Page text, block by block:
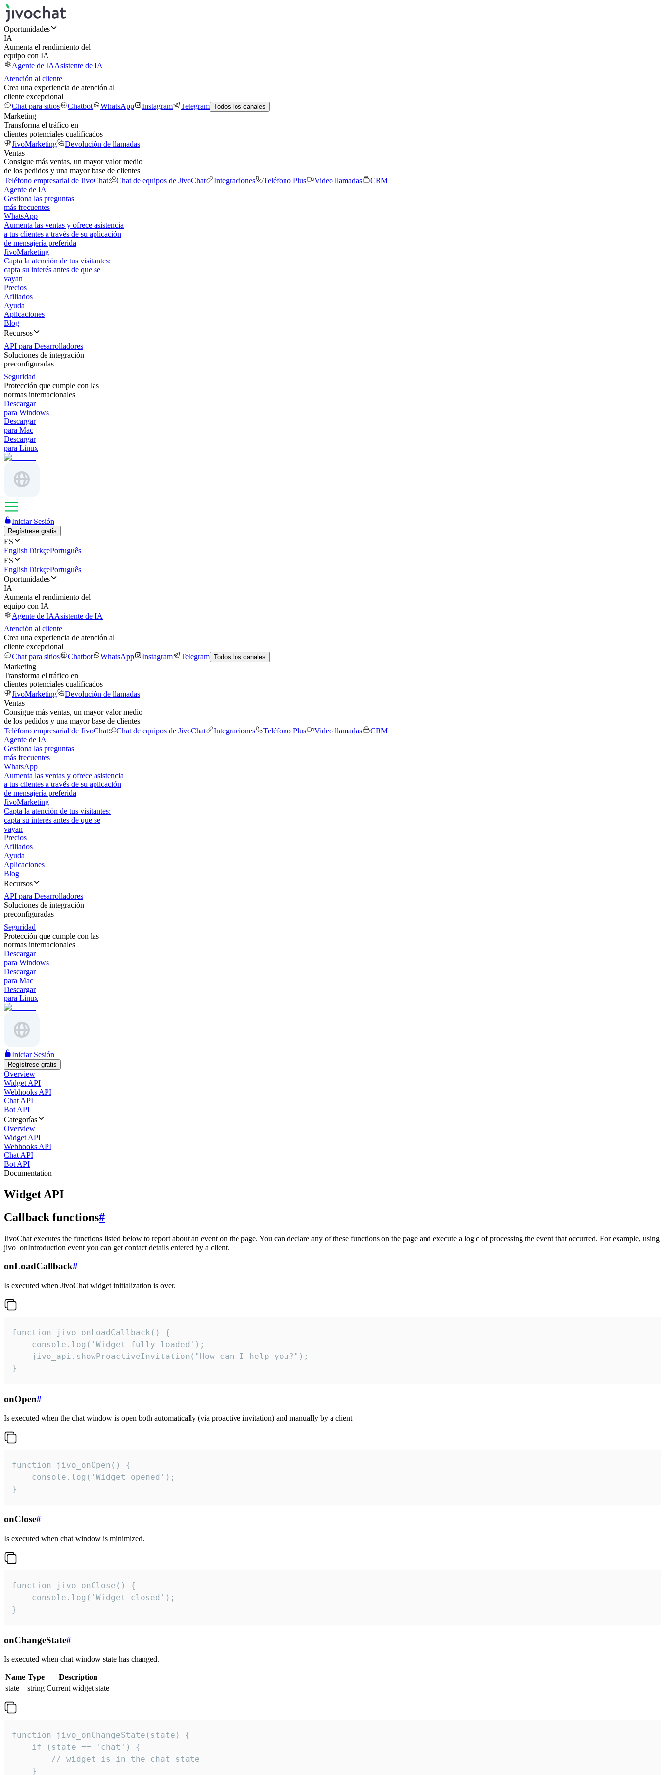
Oportunidades
IA
Aumenta el rendimiento del
equipo con IA
Agente de IAAsistente de IA
Atención al cliente
Crea una experiencia de atención al
cliente excepcional
Chat para sitios
Chatbot WhatsApp Instagram Telegram Todos los canales
Marketing
Transforma el tráfico en
clientes potenciales cualificados
JivoMarketing
Devolución de llamadas
Ventas
Consigue más ventas, un mayor valor medio
de los pedidos y una mayor base de clientes
Teléfono empresarial de JivoChat
Chat de equipos de JivoChat Integraciones Teléfono Plus Video llamadas
CRM
Agente de IA
Gestiona las preguntas
más frecuentes
WhatsApp
Aumenta las ventas y ofrece asistencia
a tus clientes a través de su aplicación
de mensajería preferida
JivoMarketing
Capta la atención de tus visitantes:
capta su interés antes de que se
vayan
Precios
Afiliados
Ayuda
Aplicaciones
Blog
Recursos
API para Desarrolladores
Soluciones de integración
preconfiguradas
Seguridad
Protección que cumple con las
normas internacionales
Descargar
para Windows
Descargar
para Mac
Descargar
para Linux
Iniciar Sesión
Regístrese gratis
ES
EnglishTürkçePortuguês
ES
EnglishTürkçePortuguês
Oportunidades
IA
Aumenta el rendimiento del
equipo con IA
Agente de IAAsistente de IA
Atención al cliente
Crea una experiencia de atención al
cliente excepcional
Chat para sitios
Chatbot WhatsApp Instagram Telegram Todos los canales
Marketing
Transforma el tráfico en
clientes potenciales cualificados
JivoMarketing
Devolución de llamadas
Ventas
Consigue más ventas, un mayor valor medio
de los pedidos y una mayor base de clientes
Teléfono empresarial de JivoChat
Chat de equipos de JivoChat Integraciones Teléfono Plus Video llamadas
CRM
Agente de IA
Gestiona las preguntas
más frecuentes
WhatsApp
Aumenta las ventas y ofrece asistencia
a tus clientes a través de su aplicación
de mensajería preferida
JivoMarketing
Capta la atención de tus visitantes:
capta su interés antes de que se
vayan
Precios
Afiliados
Ayuda
Aplicaciones
Blog
Recursos
API para Desarrolladores
Soluciones de integración
preconfiguradas
Seguridad
Protección que cumple con las
normas internacionales
Descargar
para Windows
Descargar
para Mac
Descargar
para Linux
Iniciar Sesión
Regístrese gratis
Overview
Widget API
Webhooks API
Chat API
Bot API
Categorías
Overview
Widget API
Webhooks API
Chat API
Bot API
Documentation
Widget API
Callback functions#
JivoChat executes the functions listed below to report about an event on the page. You can declare any of these functions on the page and execute a logic of processing the event that occurred. For example, using
jivo_onIntroduction event you can get contact details entered by a client.
onLoadCallback#
Is executed when JivoChat widget initialization is over.
function jivo_onLoadCallback() {
    console.log('Widget fully loaded');
    jivo_api.showProactiveInvitation("How can I help you?");
}
onOpen#
Is executed when the chat window is open both automatically (via proactive invitation) and manually by a client
function jivo_onOpen() {
    console.log('Widget opened');
}
onClose#
Is executed when chat window is minimized.
function jivo_onClose() {
    console.log('Widget closed');
}
onChangeState#
Is executed when chat window state has changed.
Name Type
Description
state
string Current widget state
function jivo_onChangeState(state) {
    if (state == 'chat') {
        // widget is in the chat state
    }